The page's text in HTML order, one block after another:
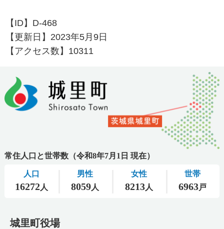
【ID】 D-468
【更新日】 2023年5月9日
【アクセス数】 10311
城里町役場